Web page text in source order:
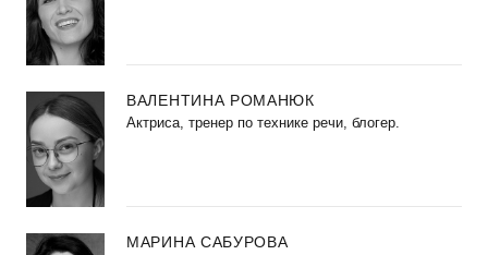
ВАЛЕНТИНА РОМАНЮК
Актриса, тренер по технике речи, блогер.
МАРИНА САБУРОВА